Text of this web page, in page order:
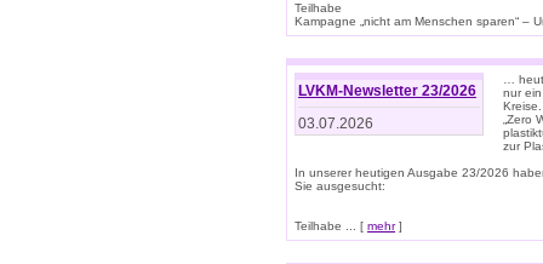
Teilhabe
Kampagne „nicht am Menschen sparen“ –
LVKM-Newsletter 23/2026
03.07.2026
…
nur
„Zero
zur
In unserer heutigen Ausgabe 23/2026
Sie ausgesucht:
Teilhabe ... [ mehr]